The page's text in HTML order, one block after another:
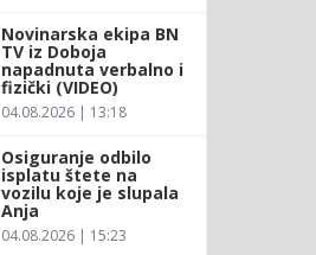
Novinarska ekipa BN
TV iz Doboja
napadnuta verbalno i
fizički (VIDEO)
04.08.2026 | 13:18
Osiguranje odbilo
isplatu štete na
vozilu koje je slupala
Anja
04.08.2026 | 15:23